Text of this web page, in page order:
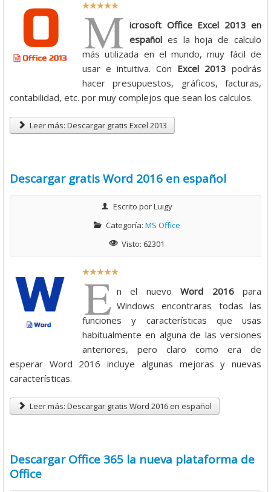
o
/
M icrosoft Office Excel 2013 en
español es la hoja de calculo
más utilizada en el mundo, muy fácil de
usar e intuitiva. Con Excel 2013 podrás
hacer presupuestos, gráficos, facturas,
contabilidad, etc. por muy complejos que sean los calculos.
Leer más: Descargar gratis Excel 2013
Descargar gratis Word 2016 en español
Escrito porLuigy
Categoría: MS Office
Visto: 62301
/
E n el nuevoWord 2016para
Windows encontraras todas las
funciones y características que usas
habitualmente en alguna de las versiones
anteriores, pero claro como era de
esperar Word 2016 incluye algunas mejoras y nuevas
características.
Leer más: Descargar gratis Word 2016 en español
Descargar Office 365 la nueva plataforma de
Office